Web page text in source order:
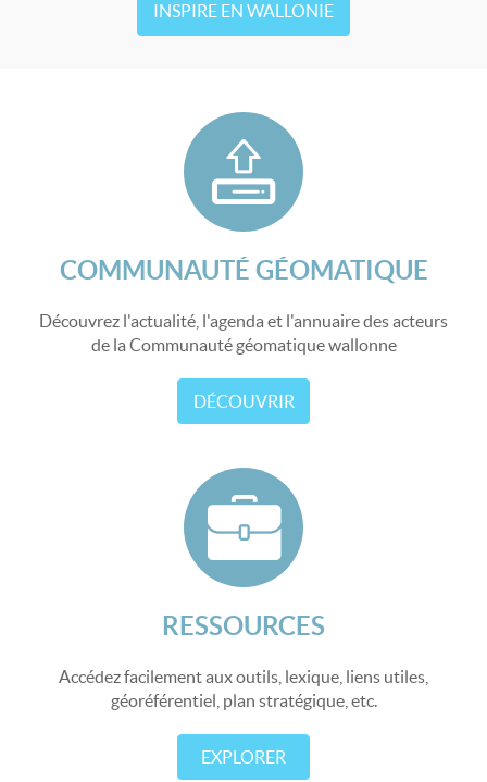
INSPIRE EN WALLONIE
COMMUNAUTÉ GÉOMATIQUE
Découvrez l'actualité, l'agenda et l'annuaire des acteurs
de la Communauté géomatique wallonne
DÉCOUVRIR
RESSOURCES
Accédez facilement aux outils, lexique, liens utiles,
géoréférentiel, plan stratégique, etc.
EXPLORER